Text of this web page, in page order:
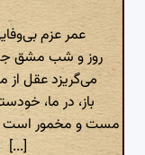
عمر عزم
روز و شب مشق
می‌گریزد عقل
باز، در ما،
مست و مخمور است
[...]